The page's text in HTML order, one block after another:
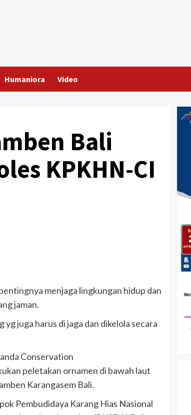
Humaniora Video
Bali
KPKHN-CI
menjaga lingkungan hidup dan
jaman.
juga harus di jaga dan dikelola secara
Conservation
peletakan ornamen di bawah laut
Karangasem Bali.
Pembudidaya Karang Hias Nasional